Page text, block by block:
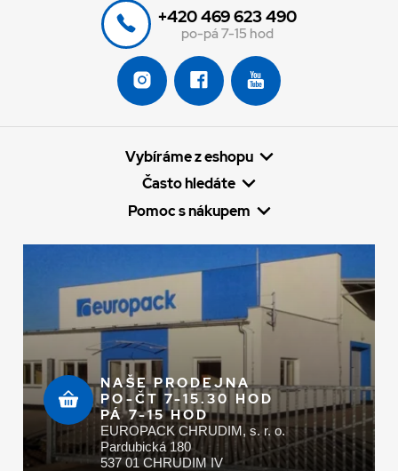
+420 469 623 490
po-pá 7-15 hod
Vybíráme z eshopu
Často hledáte
Pomoc s nákupem
NAŠE PRODEJNA
PO-ČT 7-15.30 HOD
PÁ 7-15 HOD
EUROPACK CHRUDIM, s. r. o.
Pardubická 180
537 01 CHRUDIM IV